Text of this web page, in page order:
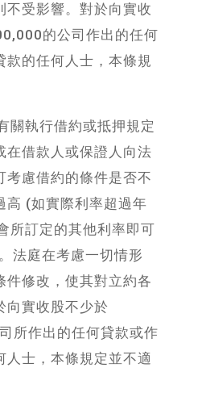
不受影響。對於向實收
的公司作出的任何
款的任何人士，本條規
關執行借約或抵押規定
在借款人或保證人向法
考慮借約的條件是否不
高 (如實際利率超過年
所訂定的其他利率即可
法庭在考慮一切情形
件修改，使其對立約各
向實收股不少於
所作出的任何貸款或作
人士，本條規定並不適